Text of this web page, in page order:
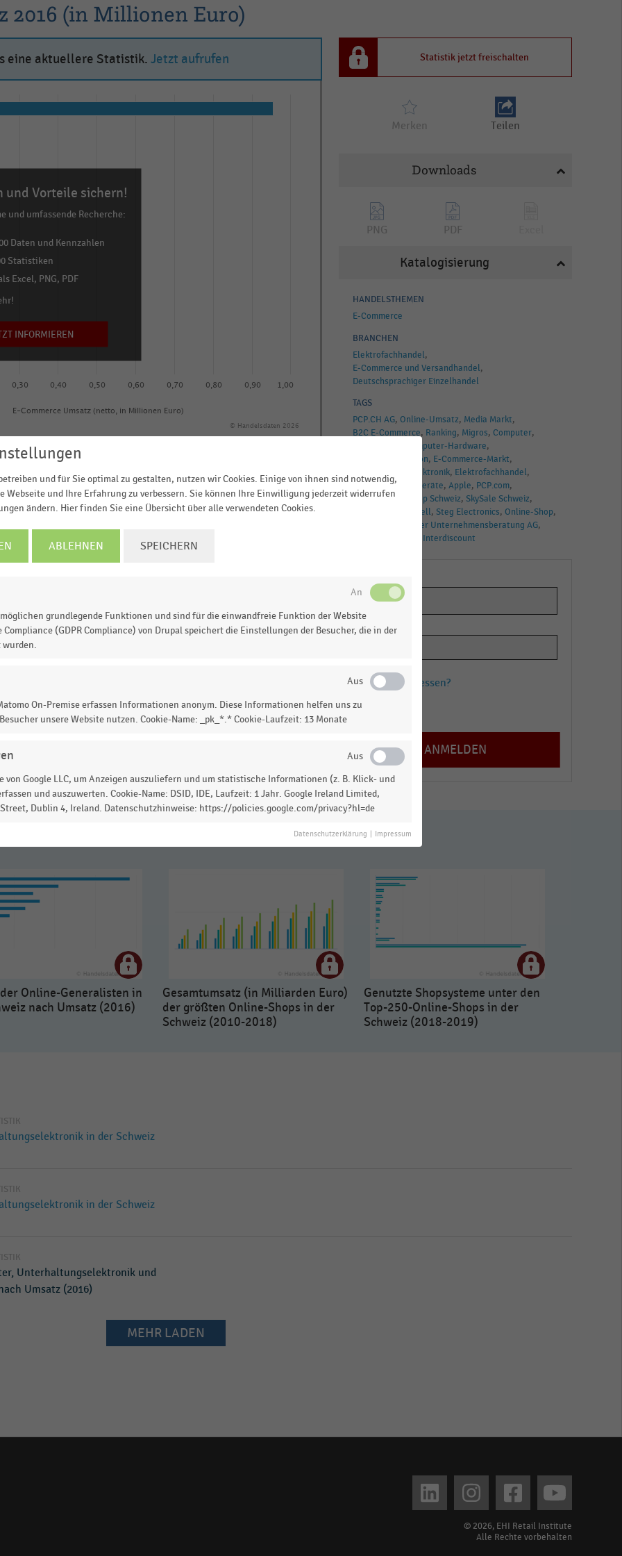
2016 (in Millionen Euro)
eine aktuellere Statistik. Jetzt aufrufen
E-Commerce Umsatz (netto, in Millionen Euro)
0,30 0,40 0,50 0,60 0,70 0,80 0,90 1,00
© Handelsdaten 2026
und Vorteile sichern!
und umfassende Recherche:
Daten und Kennzahlen
Statistiken
Excel, PNG, PDF
INFORMIEREN
Online-Shops für Computer, Unterhaltungselektronik,
Jahr 2016 nach E-Commerce-Umsatz (netto, in
Online-Shops im Hauptsegment
Anbietern angeführt. Der Schweizer
2016.
Statistik? Jetzt einloggen oderinformieren
Statistik jetzt freischalten
Merken Teilen
Downloads
PNG PDF
Katalogisierung
HANDELSTHEMEN
E-Commerce
BRANCHEN
Elektrofachhandel
E-Commerce und Versandhandel
Deutschsprachiger Einzelhandel
TAGS
PCP.CH AG Online-Umsatz Media Markt
B2C E-Commerce Ranking Migros Computer
Computer-Hardware
Telekommunikation E-Commerce-Markt
Unterhaltungselektronik Elektrofachhandel
Schweiz Elektrogeräte Apple PCP.com
Mobiltelefon
Coop Schweiz SkySale Schweiz
Dell Steg Electronics Online-Shop
Heiniger Unternehmensberatung AG
Interdiscount
Passwort vergessen?
Registrieren
Online-Generalisten in
nach Umsatz (2016)
Gesamtumsatz (in Milliarden Euro)
der größten Online-Shops in der
Schweiz (2010-2018)
Genutzte Shopsysteme unter den
Top-250-Online-Shops in der
Schweiz (2018-2019)
in der Schweiz
in der Schweiz
Unterhaltungselektronik und
Umsatz (2016)
MEHR LADEN
© 2026, EHI Retail Institute
Alle Rechte vorbehalten
und für Sie optimal zu gestalten, nutzen wir Cookies. Einige von ihnen sind notwendig,
Webseite und Ihre Erfahrung zu verbessern. Sie können Ihre Einwilligung jederzeit widerrufen
ändern. Hier finden Sie eine Übersicht über alle verwendeten Cookies.
ABLEHNEN SPEICHERN
grundlegende Funktionen und sind für die einwandfreie Funktion der Website
(GDPR Compliance) von Drupal speichert die Einstellungen der Besucher, die in der
wurden.
On-Premise erfassen Informationen anonym. Diese Informationen helfen uns zu
unsere Website nutzen. Cookie-Name: _pk_*.* Cookie-Laufzeit: 13 Monate
von Google LLC, um Anzeigen auszuliefern und um statistische Informationen (z. B. Klick- und
und auszuwerten. Cookie-Name: DSID, IDE, Laufzeit: 1 Jahr. Google Ireland Limited,
Street, Dublin 4, Ireland. Datenschutzhinweise: https://policies.google.com/privacy?hl=de
Datenschutzerklärung Impressum